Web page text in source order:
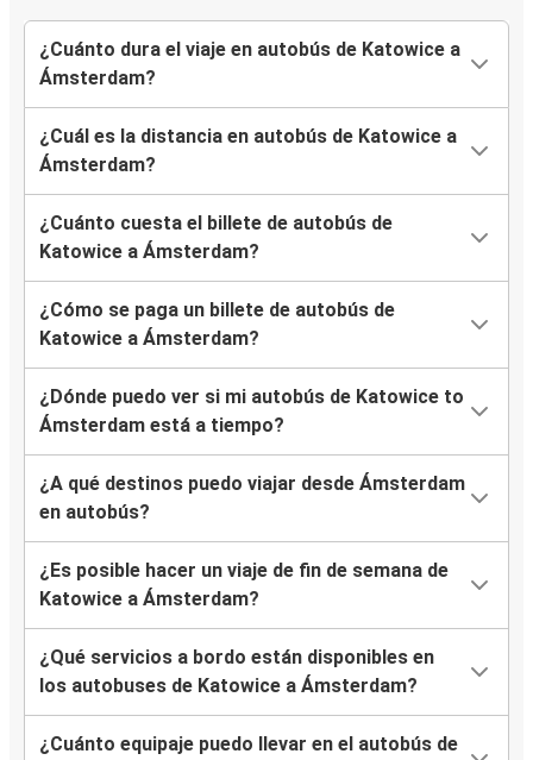
¿Cuánto dura el viaje en autobús de Katowice a
Ámsterdam?
¿Cuál es la distancia en autobús de Katowice a
Ámsterdam?
¿Cuánto cuesta el billete de autobús de
Katowice a Ámsterdam?
¿Cómo se paga un billete de autobús de
Katowice a Ámsterdam?
¿Dónde puedo ver si mi autobús de Katowice to
Ámsterdam está a tiempo?
¿A qué destinos puedo viajar desde Ámsterdam
en autobús?
¿Es posible hacer un viaje de fin de semana de
Katowice a Ámsterdam?
¿Qué servicios a bordo están disponibles en
los autobuses de Katowice a Ámsterdam?
¿Cuánto equipaje puedo llevar en el autobús de